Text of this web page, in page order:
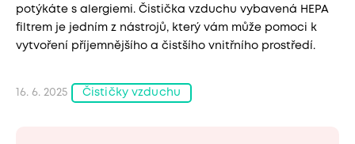
potýkáte s alergiemi. Čistička vzduchu vybavená HEPA
filtrem je jedním z nástrojů, který vám může pomoci k
vytvoření příjemnějšího a čistšího vnitřního prostředí.
16. 6. 2025 Čističky vzduchu